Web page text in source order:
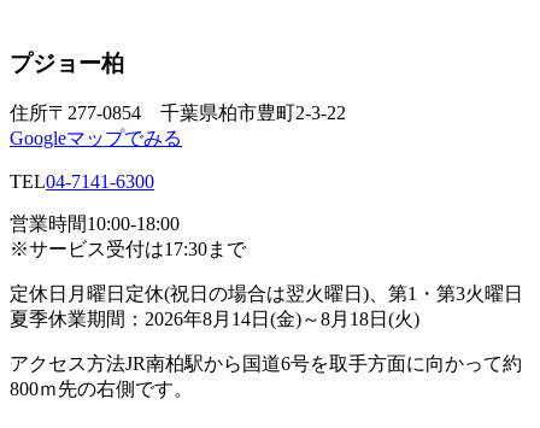
プジョー柏
住所〒277-0854 千葉県柏市豊町2-3-22
Googleマップでみる
TEL04-7141-6300
営業時間10:00-18:00
※サービス受付は17:30まで
定休日 月曜日定休(祝日の場合は翌火曜日)、第1・第3火曜日
夏季休業期間：2026年8月14日(金)～8月18日(火)
アクセス方法JR南柏駅から国道6号を取手方面に向かって約
800ｍ先の右側です。